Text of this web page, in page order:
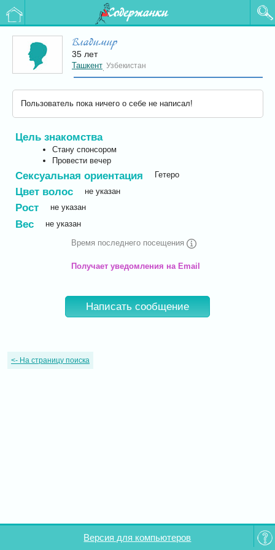
Содержанки
Владимир
35 лет
Ташкент Узбекистан
Пользователь пока ничего о себе не написал!
Цель знакомства
Стану спонсором
Провести вечер
Сексуальная ориентация Гетеро
Цвет волос не указан
Рост не указан
Вес не указан
Время последнего посещения
Получает уведомления на Email
Написать сообщение
<- На страницу поиска
Версия для компьютеров